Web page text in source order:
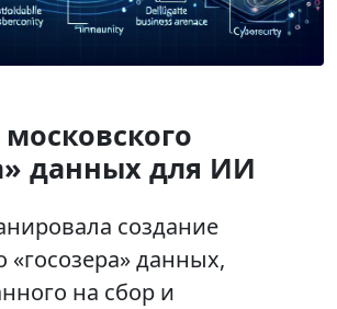
данных для ИИ
создание
«госозера» данных,
на сбор и